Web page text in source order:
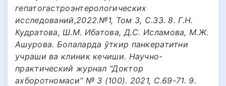
гепатогастроэнтерологических
исследований,2022.№1, Том 3, С.33. 8. Г.Н.
Кудратова, Ш.М. Ибатова, Д.С. Исламова, М.Ж.
Ашурова. Болаларда ўткир панкератитни
учраши ва клиник кечиши. Научно-
практический журнал “Доктор
ахборотномаси” № 3 (100). 2021, С.69-71. 9.